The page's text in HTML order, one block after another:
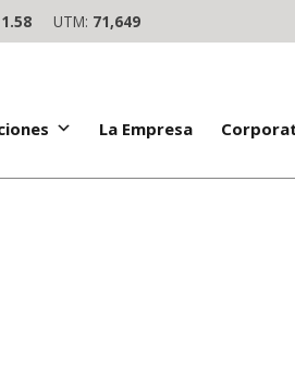
UTM: 71,649
La Empresa